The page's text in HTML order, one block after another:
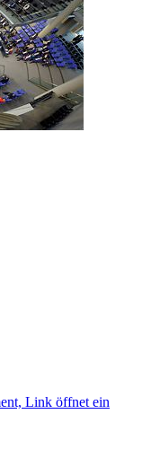
Link öffnet ein